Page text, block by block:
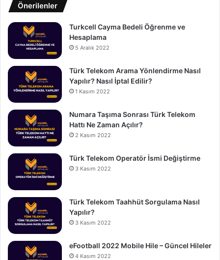
Önerilenler
Turkcell Cayma Bedeli Öğrenme ve
Hesaplama
5 Aralık 2022
Türk Telekom Arama Yönlendirme Nasıl
Yapılır? Nasıl İptal Edilir?
1 Kasım 2022
Numara Taşıma Sonrası Türk Telekom
Hattı Ne Zaman Açılır?
2 Kasım 2022
Türk Telekom Operatör İsmi Değiştirme
3 Kasım 2022
Türk Telekom Taahhüt Sorgulama Nasıl
Yapılır?
3 Kasım 2022
eFootball 2022 Mobile Hile – Güncel Hileler
4 Kasım 2022